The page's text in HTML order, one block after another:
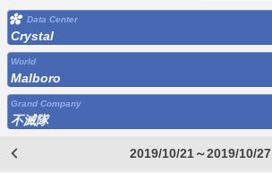
Data Center
Crystal
World
Malboro
Grand Company
不滅隊
2019/10/21～2019/10/27